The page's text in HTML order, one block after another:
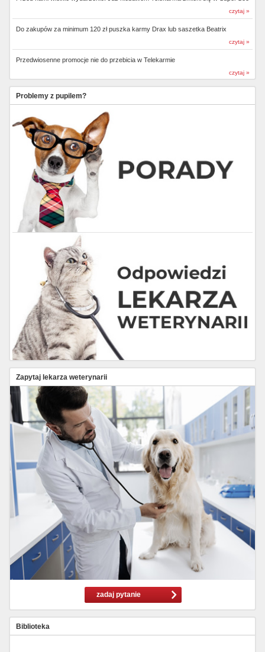
czytaj »
Do zakupów za minimum 120 zł puszka karmy Drax lub saszetka Beatrix
czytaj »
Przedwiosenne promocje nie do przebicia w Telekarmie
czytaj »
Problemy z pupilem?
Zapytaj lekarza weterynarii
zadaj pytanie
Biblioteka